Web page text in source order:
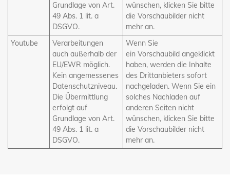
Grundlage von Art.
49 Abs. 1 lit. a
DSGVO.​
wünschen, klicken Sie bitte
die Vorschaubilder nicht
mehr an.​
Youtube
​Verarbeitungen
auch außerhalb der
EU/EWR möglich.
Kein angemessenes
Datenschutzniveau.
Die Übermittlung
erfolgt auf
Grundlage von Art.
49 Abs. 1 lit. a
DSGVO.​
​Wenn Sie
ein Vorschaubild angeklickt
haben, werden die Inhalte
des Drittanbieters sofort
nachgeladen. Wenn Sie ein
solches Nachladen auf
anderen Seiten nicht
wünschen, klicken Sie bitte
die Vorschaubilder nicht
mehr an. ​